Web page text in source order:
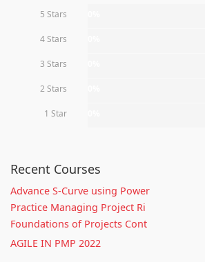
5 Stars
4 Stars
3 Stars
2 Stars
1 Star
Recent Courses
Advance S-Curve using Power
Practice Managing Project Ri
Foundations of Projects Cont
AGILE IN PMP 2022